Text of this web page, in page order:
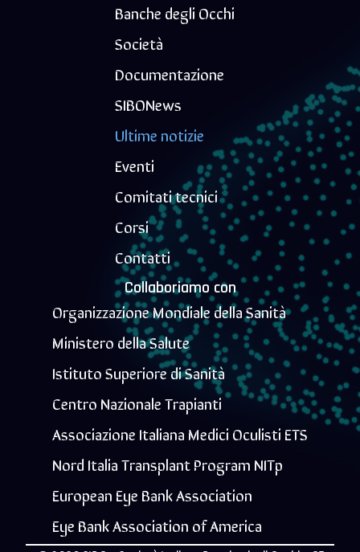
Banche degli Occhi
Società
Documentazione
SIBONews
Ultime notizie
Eventi
Comitati tecnici
Corsi
Contatti
Collaboriamo con
Organizzazione Mondiale della Sanità
Ministero della Salute
Istituto Superiore di Sanità
Centro Nazionale Trapianti
Associazione Italiana Medici Oculisti ETS
Nord Italia Transplant Program NITp
European Eye Bank Association
Eye Bank Association of America